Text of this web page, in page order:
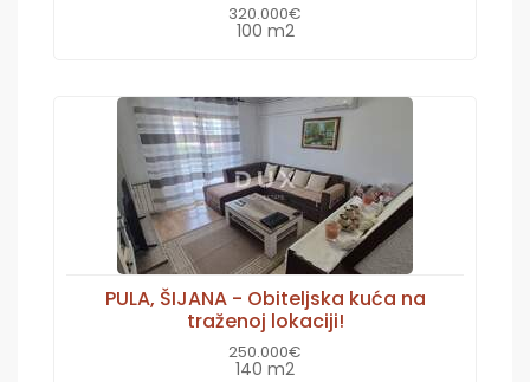
320.000€
100 m2
PULA, ŠIJANA - Obiteljska kuća na
traženoj lokaciji!
250.000€
140 m2